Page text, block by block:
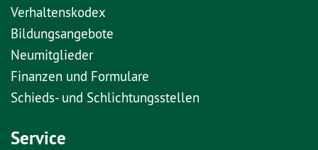
Verhaltenskodex
Bildungsangebote
Neumitglieder
Finanzen und Formulare
Schieds- und Schlichtungsstellen
Service